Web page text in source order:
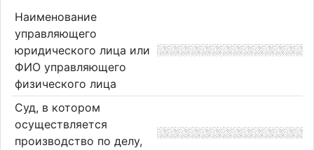
Наименование
управляющего
юридического лица или
ФИО управляющего
физического лица
Суд, в котором
осуществляется
производство по делу,